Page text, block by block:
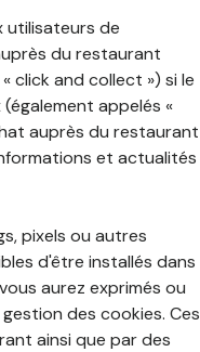
de
du restaurant
click and collect ») si le
appelés «
auprès du restaurant
et actualités
pixels ou autres
d'être installés dans
aurez exprimés ou
des cookies. Ces
ainsi que par des